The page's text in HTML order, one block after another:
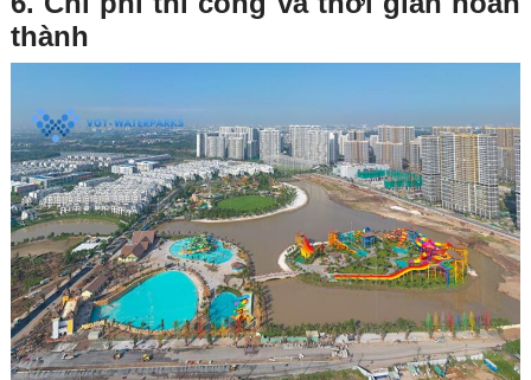
thành